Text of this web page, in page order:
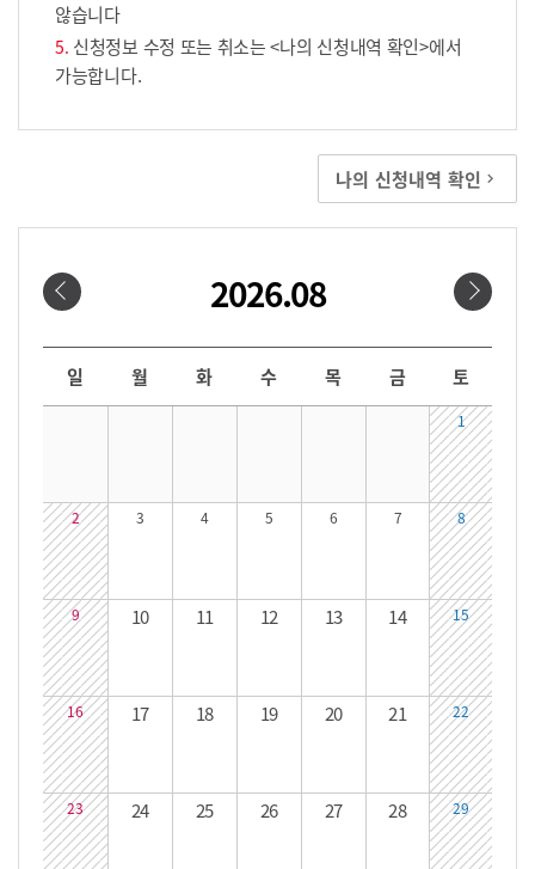
않습니다
신청정보 수정 또는 취소는 <나의 신청내역 확인>에서
가능합니다.
나의 신청내역 확인
2026.08
날짜선택
일 월 화 수 목 금 토
1
2 3 4 5 6 7 8
9 10 11 12 13 14 15
16 17 18 19 20 21 22
23 24 25 26 27 28 29